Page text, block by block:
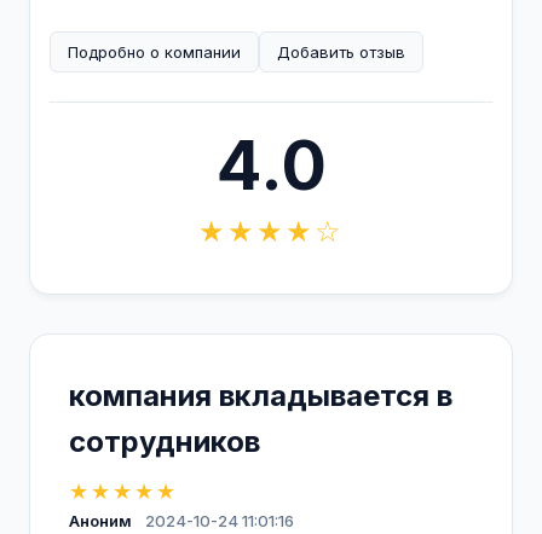
Подробно о компании Добавить отзыв
4.0
★★★★☆
компания вкладывается в
сотрудников
★★★★★
Аноним
2024-10-24 11:01:16